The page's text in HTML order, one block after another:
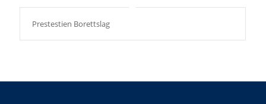
Prestestien Borettslag